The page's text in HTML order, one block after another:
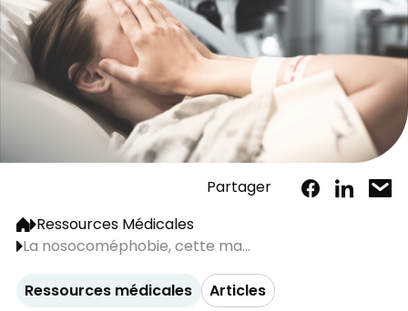
Partager
Ressources Médicales
La nosocoméphobie, cette ma...
Ressources médicales
Articles